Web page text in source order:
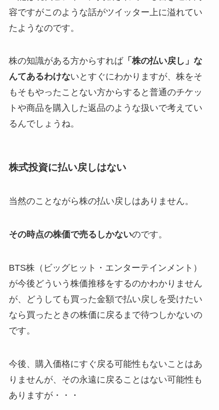
容ですがこのような話がツイッター上に溢れてい
たようなのです。
株の知識がある方からすれば「株の払い戻し」な
んてあるわけないとすぐにわかりますが、株をそ
もそもやったことない方からすると普通のチケッ
トや商品を購入した返品のような扱いで考えてい
るんでしょうね。
株式投資に払い戻しはない
当然のことながら株の払い戻しはありません。
その時点の株価で売るしかないのです。
BTS株（ビッグヒット・エンターテインメント）
が今後どういう株価推移をするのかわかりません
が、どうしても買った金額で払い戻しを受けたい
なら買ったときの株価に戻るまで待つしかないの
です。
今後、購入価格にすぐ戻る可能性もないことはあ
りませんが、その永遠に戻ることはない可能性も
ありますが・・・